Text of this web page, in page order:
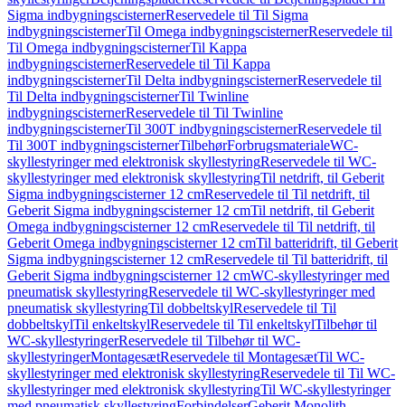
Sigma indbygningscisternerReservedele til Til Sigma
indbygningscisternerTil Omega indbygningscisternerReservedele til
Til Omega indbygningscisternerTil Kappa
indbygningscisternerReservedele til Til Kappa
indbygningscisternerTil Delta indbygningscisternerReservedele til
Til Delta indbygningscisternerTil Twinline
indbygningscisternerReservedele til Til Twinline
indbygningscisternerTil 300T indbygningscisternerReservedele til
Til 300T indbygningscisternerTilbehørForbrugsmaterialeWC-
skyllestyringer med elektronisk skyllestyringReservedele til WC-
skyllestyringer med elektronisk skyllestyringTil netdrift, til Geberit
Sigma indbygningscisterner 12 cmReservedele til Til netdrift, til
Geberit Sigma indbygningscisterner 12 cmTil netdrift, til Geberit
Omega indbygningscisterner 12 cmReservedele til Til netdrift, til
Geberit Omega indbygningscisterner 12 cmTil batteridrift, til Geberit
Sigma indbygningscisterner 12 cmReservedele til Til batteridrift, til
Geberit Sigma indbygningscisterner 12 cmWC-skyllestyringer med
pneumatisk skyllestyringReservedele til WC-skyllestyringer med
pneumatisk skyllestyringTil dobbeltskylReservedele til Til
dobbeltskylTil enkeltskylReservedele til Til enkeltskylTilbehør til
WC-skyllestyringerReservedele til Tilbehør til WC-
skyllestyringerMontagesætReservedele til MontagesætTil WC-
skyllestyringer med elektronisk skyllestyringReservedele til Til WC-
skyllestyringer med elektronisk skyllestyringTil WC-skyllestyringer